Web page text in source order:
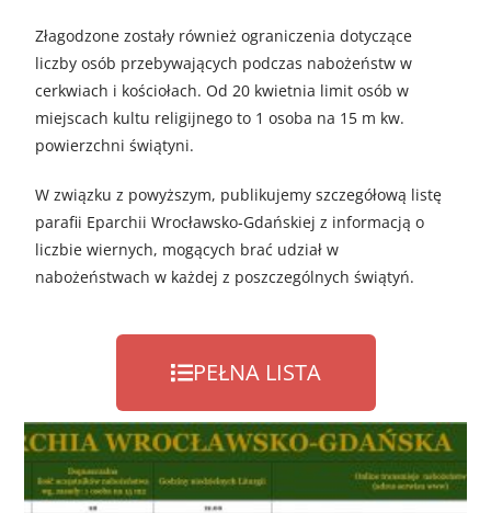
Złagodzone zostały również ograniczenia dotyczące
liczby osób przebywających podczas nabożeństw w
cerkwiach i kościołach. Od 20 kwietnia limit osób w
miejscach kultu religijnego to 1 osoba na 15 m kw.
powierzchni świątyni.
W związku z powyższym, publikujemy szczegółową listę
parafii Eparchii Wrocławsko-Gdańskiej z informacją o
liczbie wiernych, mogących brać udział w
nabożeństwach w każdej z poszczególnych świątyń.
PEŁNA LISTA